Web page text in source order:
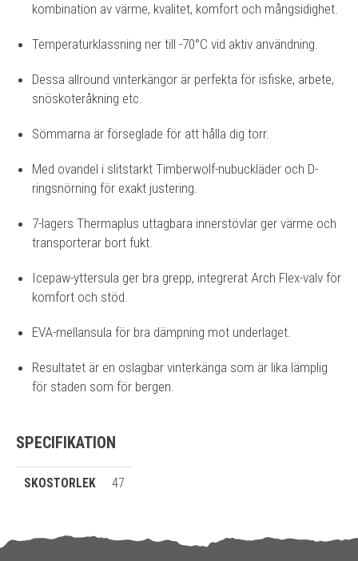
kombination av värme, kvalitet, komfort och mångsidighet.
Temperaturklassning ner till -70°C vid aktiv användning.
Dessa allround vinterkängor är perfekta för isfiske, arbete,
snöskoteråkning etc.
Sömmarna är förseglade för att hålla dig torr.
Med ovandel i slitstarkt Timberwolf-nubuckläder och D-
ringsnörning för exakt justering.
7-lagers Thermaplus uttagbara innerstövlar ger värme och
transporterar bort fukt.
Icepaw-yttersula ger bra grepp, integrerat Arch Flex-valv för
komfort och stöd.
EVA-mellansula för bra dämpning mot underlaget.
Resultatet är en oslagbar vinterkänga som är lika lämplig
för staden som för bergen.
SPECIFIKATION
SKOSTORLEK 47